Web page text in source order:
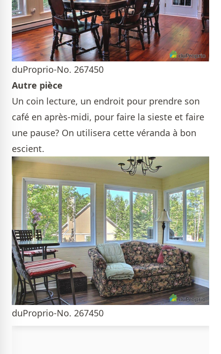
duProprio-No. 267450
Autre pièce
Un coin lecture, un endroit pour prendre son
café en après-midi, pour faire la sieste et faire
une pause? On utilisera cette véranda à bon
escient.
duProprio-No. 267450